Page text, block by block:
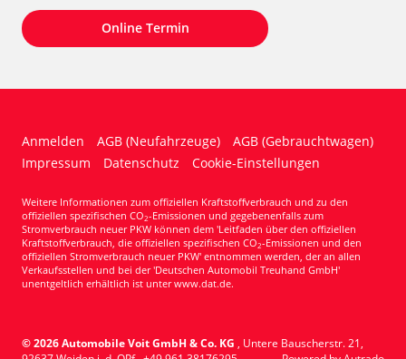
Online Termin
Anmelden AGB (Neufahrzeuge)
AGB (Gebrauchtwagen)
Impressum
Datenschutz Cookie-Einstellungen
Weitere Informationen zum offiziellen Kraftstoffverbrauch und zu den
offiziellen spezifischen CO2-Emissionen und gegebenenfalls zum
Stromverbrauch neuer PKW können dem 'Leitfaden über den offiziellen
Kraftstoffverbrauch, die offiziellen spezifischen CO2-Emissionen und den
offiziellen Stromverbrauch neuer PKW' entnommen werden, der an allen
Verkaufsstellen und bei der 'Deutschen Automobil Treuhand GmbH'
unentgeltlich erhältlich ist unter www.dat.de.
© 2026Automobile Voit GmbH & Co. KG , Untere Bauscherstr. 21,